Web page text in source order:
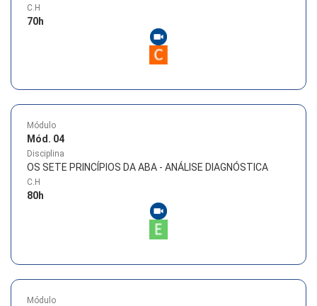
C.H
70h
Módulo
Mód. 04
Disciplina
OS SETE PRINCÍPIOS DA ABA - ANÁLISE DIAGNÓSTICA
C.H
80h
Módulo